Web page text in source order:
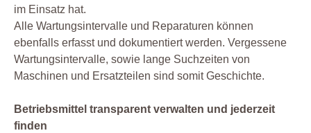
im Einsatz hat.
Alle Wartungsintervalle und Reparaturen können
ebenfalls erfasst und dokumentiert werden. Vergessene
Wartungsintervalle, sowie lange Suchzeiten von
Maschinen und Ersatzteilen sind somit Geschichte.
Betriebsmittel transparent verwalten und jederzeit
finden